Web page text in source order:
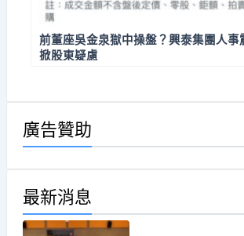
前董座吳金泉獄中操盤？興泰集團人事
掀股東疑慮
廣告贊助
最新消息